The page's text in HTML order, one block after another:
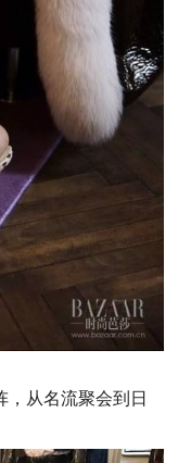
，从名流聚会到日